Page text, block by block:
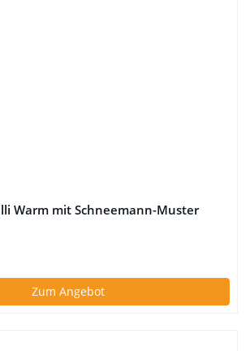
Warm mit Schneemann-Muster
Zum Angebot